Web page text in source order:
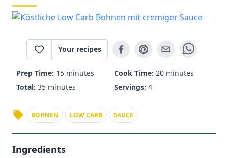
Your recipes
Prep Time: 15 minutes Cook Time: 20 minutes
Total: 35 minutes Servings: 4
BOHNEN LOW CARB SAUCE
Ingredients